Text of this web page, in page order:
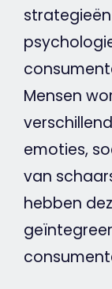
Mensen
emoties,
van
hebben